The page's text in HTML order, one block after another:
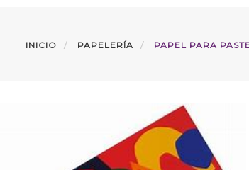
INICIO PAPELERÍA PAPEL PARA